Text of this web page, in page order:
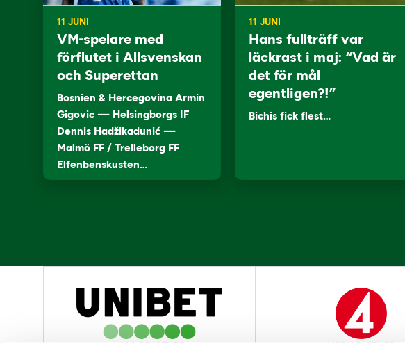
11 JUNI
VM-spelare med
förflutet i Allsvenskan
och Superettan
Bosnien & Hercegovina Armin
Gigovic — Helsingborgs IF
Dennis Hadžikadunić —
Malmö FF / Trelleborg FF
Elfenbenskusten…
11 JUNI
Hans fullträff var
läckrast i maj: “Vad är
det för mål
egentligen?!”
Bichis fick flest…